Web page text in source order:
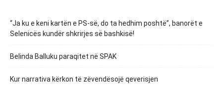
“Ja ku e keni kartën e PS-së, do ta hedhim poshtë”, banorët e
Selenicës kundër shkrirjes së bashkisë!
Belinda Balluku paraqitet në SPAK
Kur narrativa kërkon të zëvendësojë qeverisjen